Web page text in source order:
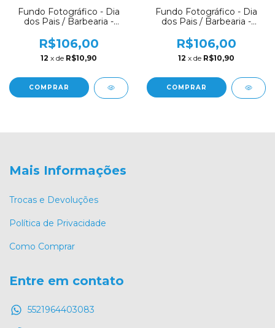
Fundo Fotográfico - Dia
dos Pais / Barbearia -
R$106,00
12 x de R$10,90
COMPRAR
Fundo Fotográfico - Dia
dos Pais / Barbearia -
R$106,00
12 x de R$10,90
COMPRAR
Mais Informações
Trocas e Devoluções
Política de Privacidade
Como Comprar
Entre em contato
5521964403083